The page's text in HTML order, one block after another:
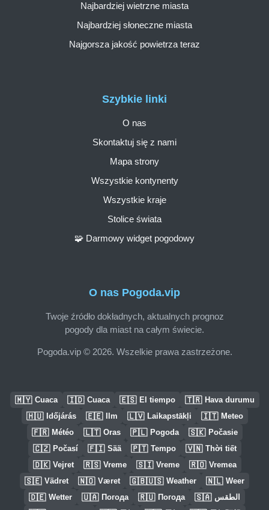
O nas Pogoda.vip
Twoje źródło dokładnych, aktualnych prognoz
pogody dla miast na całym świecie.
Pogoda.vip © 2026. Wszelkie prawa zastrzeżone.
Szybkie linki
O nas
Skontaktuj się z nami
Mapa strony
Wszystkie kontynenty
Wszystkie kraje
Stolice świata
🧩 Darmowy widget pogodowy
Najbardziej wietrzne miasta
Najbardziej słoneczne miasta
Najgorsza jakość powietrza teraz
🇲🇾 Cuaca 🇮🇩 Cuaca 🇪🇸 El tiempo 🇹🇷 Hava durumu
🇭🇺 Időjárás 🇪🇪 Ilm 🇱🇻 Laikapstākļi 🇮🇹 Meteo
🇫🇷 Météo 🇱🇹 Oras 🇵🇱 Pogoda 🇸🇰 Počasie
🇨🇿 Počasí 🇫🇮 Sää 🇵🇹 Tempo 🇻🇳 Thời tiết
🇩🇰 Vejret 🇷🇸 Vreme 🇸🇮 Vreme 🇷🇴 Vremea
🇸🇪 Vädret 🇳🇴 Været 🇬🇧🇺🇸 Weather 🇳🇱 Weer
🇩🇪 Wetter 🇺🇦 Погода 🇷🇺 Погода 🇸🇦 الطقس